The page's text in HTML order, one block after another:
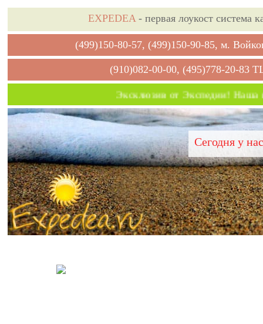
EXPEDEA- первая лоукост система
(499)150-80-57, (499)150-90-85, м.
(910)082-00-00, (495)778-20-83
Эксклюзив от Экспедии! Наша
Сегодня у